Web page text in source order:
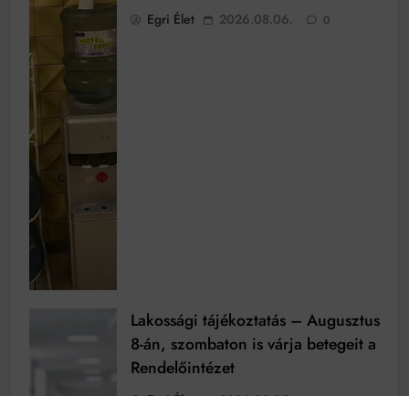
Egri Élet 2026.08.06. 0
Lakossági tájékoztatás – Augusztus
8-án, szombaton is várja betegeit a
Rendelőintézet